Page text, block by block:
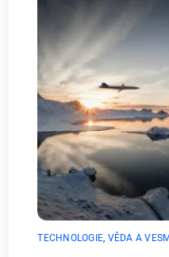
TECHNOLOGIE VĚDA A